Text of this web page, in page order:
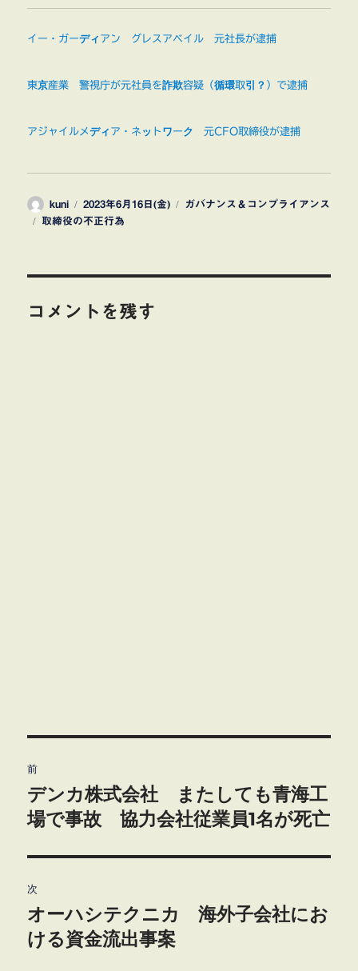
イー・ガーディアン グレスアベイル 元社長が逮捕
東京産業 警視庁が元社員を詐欺容疑（循環取引？）で逮捕
アジャイルメディア・ネットワーク 元CFO取締役が逮捕
投
稿
kuni
投
稿
2023年6月16日(金)
カ
ガバナンス＆コンプライアンス
タ
取締役の不正行為
コメントを残す
稿
ナ
ビ
ゲ
ー
シ
前
前
の
稿:
デンカ株式会社 またしても青海工
場で事故 協力会社従業員1名が死亡
次
次
の
オーハシテクニカ 海外子会社にお
ける資金流出事案